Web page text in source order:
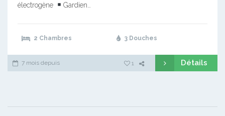
électrogène
Gardien…
2 Chambres 3 Douches
7 mois depuis 1 Détails